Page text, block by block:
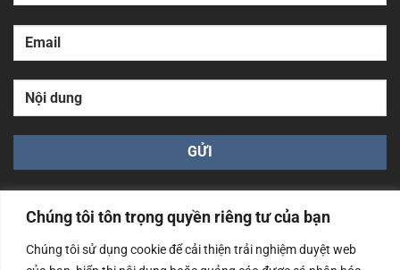
Chúng tôi tôn trọng quyền riêng tư của bạn
Chúng tôi sử dụng cookie để cải thiện trải nghiệm duyệt web